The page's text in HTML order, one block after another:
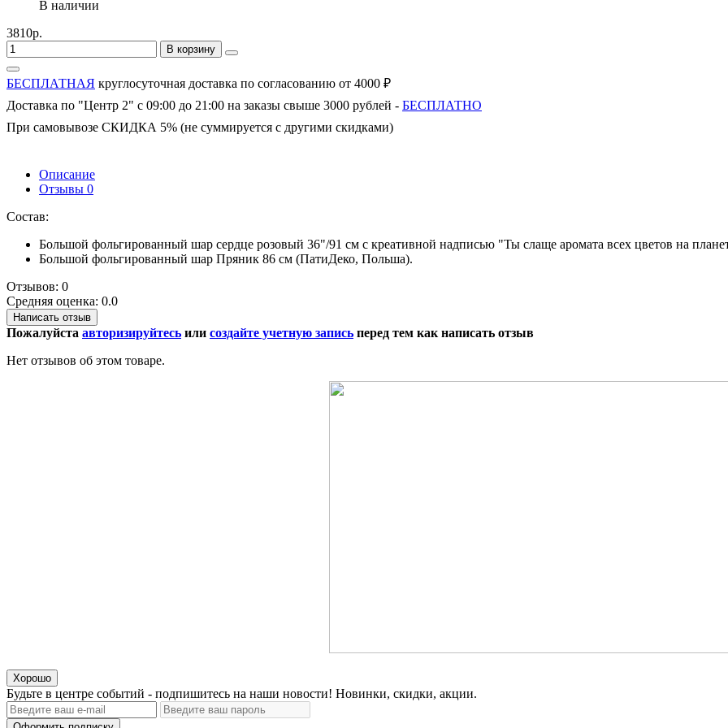
В наличии
3810р.
В корзину
БЕСПЛАТНАЯ круглосуточная доставка по согласованию от 4000 ₽
Доставка по "Центр 2" с 09:00 до 21:00 на заказы свыше 3000 рублей - БЕСПЛАТНО
При самовывозе СКИДКА 5% (не суммируется с другими скидками)
Описание
Отзывы 0
Состав:
Большой фольгированный шар сердце розовый 36"/91 см с креативной надписью "Ты слаще аромата всех цветов на
Большой фольгированный шар Пряник 86 см (ПатиДеко, Польша).
Отзывов: 0
Средняя оценка: 0.0
Написать отзыв
Пожалуйста авторизируйтесь или создайте учетную запись перед тем как написать отзыв
Нет отзывов об этом товаре.
Хорошо
Будьте в центре событий - подпишитесь на наши новости! Новинки, скидки, акции.